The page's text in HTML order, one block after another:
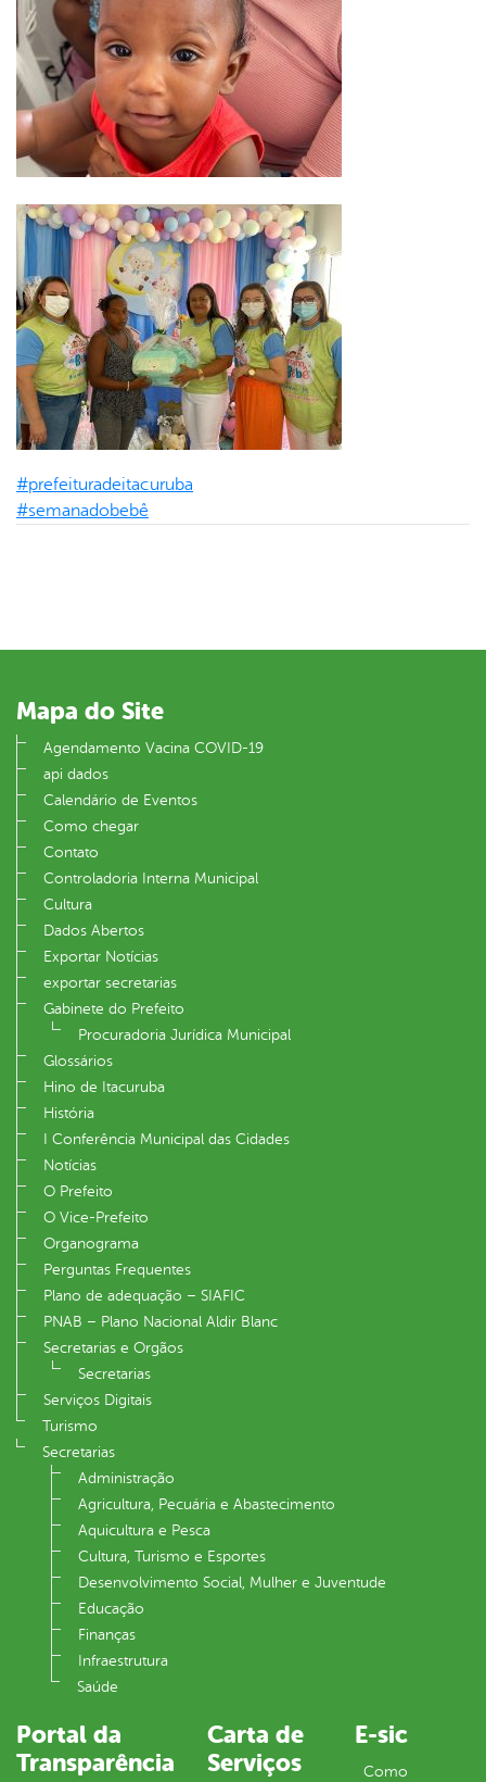
#prefeituradeitacuruba
#semanadobebê
Mapa do Site
Agendamento Vacina COVID-19
api dados
Calendário de Eventos
Como chegar
Contato
Controladoria Interna Municipal
Cultura
Dados Abertos
Exportar Notícias
exportar secretarias
Gabinete do Prefeito
Procuradoria Jurídica Municipal
Glossários
Hino de Itacuruba
História
I Conferência Municipal das Cidades
Notícias
O Prefeito
O Vice-Prefeito
Organograma
Perguntas Frequentes
Plano de adequação – SIAFIC
PNAB – Plano Nacional Aldir Blanc
Secretarias e Orgãos
Secretarias
Serviços Digitais
Turismo
Secretarias
Administração
Agricultura, Pecuária e Abastecimento
Aquicultura e Pesca
Cultura, Turismo e Esportes
Desenvolvimento Social, Mulher e Juventude
Educação
Finanças
Infraestrutura
Saúde
Portal da
Transparência
Carta de
Serviços
E-sic
Como